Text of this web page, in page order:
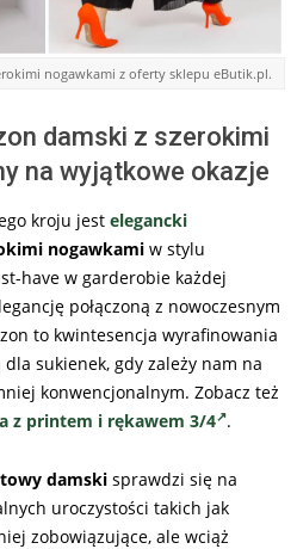
nogawkami z oferty sklepu eButik.pl.
damski z szerokimi
na wyjątkowe okazje
kroju jest elegancki
nogawkami w stylu
have w garderobie każdej
połączoną z nowoczesnym
to kwintesencja wyrafinowania
sukienek, gdy zależy nam na
konwencjonalnym. Zobacz też
z printem i rękawem 3/4 .
damski sprawdzi się na
uroczystości takich jak
zobowiązujące, ale wciąż